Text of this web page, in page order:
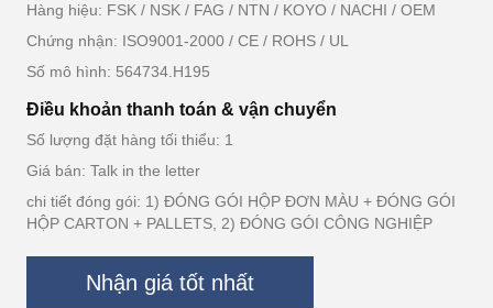
Hàng hiệu: FSK / NSK / FAG / NTN / KOYO / NACHI / OEM
Chứng nhận: ISO9001-2000 / CE / ROHS / UL
Số mô hình: 564734.H195
Điều khoản thanh toán & vận chuyển
Số lượng đặt hàng tối thiểu: 1
Giá bán: Talk in the letter
chi tiết đóng gói: 1) ĐÓNG GÓI HỘP ĐƠN MÀU + ĐÓNG GÓI
HỘP CARTON + PALLETS, 2) ĐÓNG GÓI CÔNG NGHIỆP
Nhận giá tốt nhất